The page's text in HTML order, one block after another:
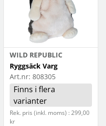
WILD REPUBLIC
Ryggsäck Varg
Art.nr: 808305
Finns i flera
varianter
Rek. pris (inkl. moms) : 299,00
kr